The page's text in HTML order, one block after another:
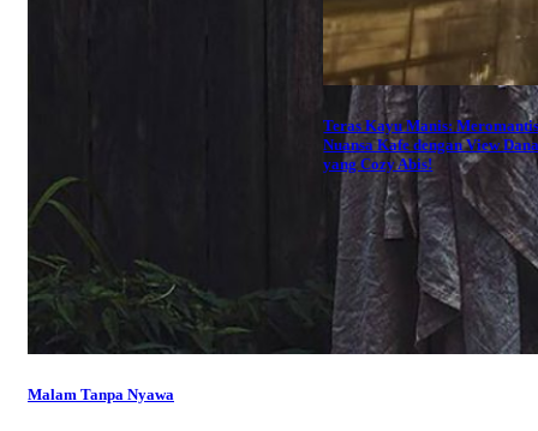
Malam Tanpa Nyawa
Teras Kayu Manis:
Nuansa Kafe dengan View
yang Cozy Abis!